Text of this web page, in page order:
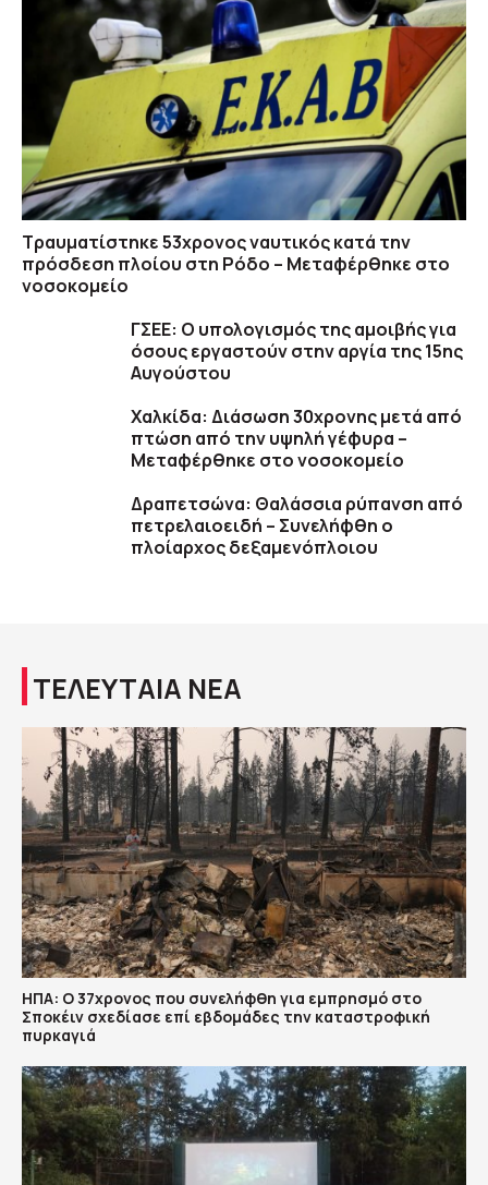
Τραυματίστηκε 53χρονος ναυτικός κατά την
πρόσδεση πλοίου στη Ρόδο – Μεταφέρθηκε στο
νοσοκομείο
ΓΣΕΕ: Ο υπολογισμός της αμοιβής για
όσους εργαστούν στην αργία της 15ης
Αυγούστου
Χαλκίδα: Διάσωση 30χρονης μετά από
πτώση από την υψηλή γέφυρα –
Μεταφέρθηκε στο νοσοκομείο
Δραπετσώνα: Θαλάσσια ρύπανση από
πετρελαιοειδή – Συνελήφθη ο
πλοίαρχος δεξαμενόπλοιου
ΤΕΛΕΥΤΑΙΑ ΝΕΑ
ΗΠΑ: Ο 37χρονος που συνελήφθη για εμπρησμό στο
Σποκέιν σχεδίασε επί εβδομάδες την καταστροφική
πυρκαγιά